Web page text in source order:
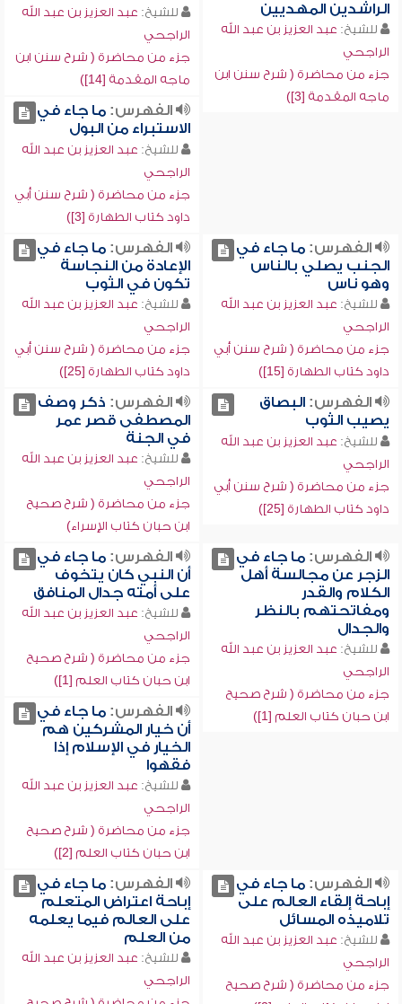
الراشدين المهديين
للشيخ: عبد العزيز بن عبد الله
الراجحي
جزء من محاضرة ( شرح سنن ابن
ماجه المقدمة [3])
للشيخ: عبد العزيز بن عبد الله
الراجحي
جزء من محاضرة ( شرح سنن ابن
ماجه المقدمة [14])
الفهرس:ما جاء في
الاستبراء من البول
للشيخ: عبد العزيز بن عبد الله
الراجحي
جزء من محاضرة ( شرح سنن أبي
داود كتاب الطهارة [3])
الفهرس:ما جاء في
الجنب يصلي بالناس
وهو ناس
للشيخ: عبد العزيز بن عبد الله
الراجحي
جزء من محاضرة ( شرح سنن أبي
داود كتاب الطهارة [15])
الفهرس:ما جاء في
الإعادة من النجاسة
تكون في الثوب
للشيخ: عبد العزيز بن عبد الله
الراجحي
جزء من محاضرة ( شرح سنن أبي
داود كتاب الطهارة [25])
الفهرس:البصاق
يصيب الثوب
للشيخ: عبد العزيز بن عبد الله
الراجحي
جزء من محاضرة ( شرح سنن أبي
داود كتاب الطهارة [25])
الفهرس: ذكر وصف
المصطفى قصر عمر
في الجنة
للشيخ: عبد العزيز بن عبد الله
الراجحي
جزء من محاضرة ( شرح صحيح
ابن حبان كتاب الإسراء)
الفهرس:ما جاء في
الزجر عن مجالسة أهل
الكلام والقدر
ومفاتحتهم بالنظر
والجدال
للشيخ: عبد العزيز بن عبد الله
الراجحي
جزء من محاضرة ( شرح صحيح
ابن حبان كتاب العلم [1])
الفهرس:ما جاء في
أن النبي كان يتخوف
على أمته جدال المنافق
للشيخ: عبد العزيز بن عبد الله
الراجحي
جزء من محاضرة ( شرح صحيح
ابن حبان كتاب العلم [1])
الفهرس:ما جاء في
أن خيار المشركين هم
الخيار في الإسلام إذا
فقهوا
للشيخ: عبد العزيز بن عبد الله
الراجحي
جزء من محاضرة ( شرح صحيح
ابن حبان كتاب العلم [2])
الفهرس:ما جاء في
إباحة إلقاء العالم على
تلاميذه المسائل
للشيخ: عبد العزيز بن عبد الله
الراجحي
جزء من محاضرة ( شرح صحيح
الفهرس:ما جاء في
إباحة اعتراض المتعلم
على العالم فيما يعلمه
من العلم
للشيخ: عبد العزيز بن عبد الله
الراجحي